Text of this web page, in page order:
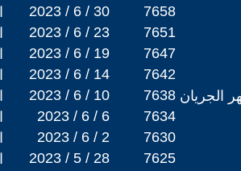
2023 / 6 / 30 7658
2023 / 6 / 23 7651
2023 / 6 / 19 7647
2023 / 6 / 14 7642
2023 / 6 / 10 7638
2023 / 6 / 6 7634
2023 / 6 / 2 7630
2023 / 5 / 28 7625